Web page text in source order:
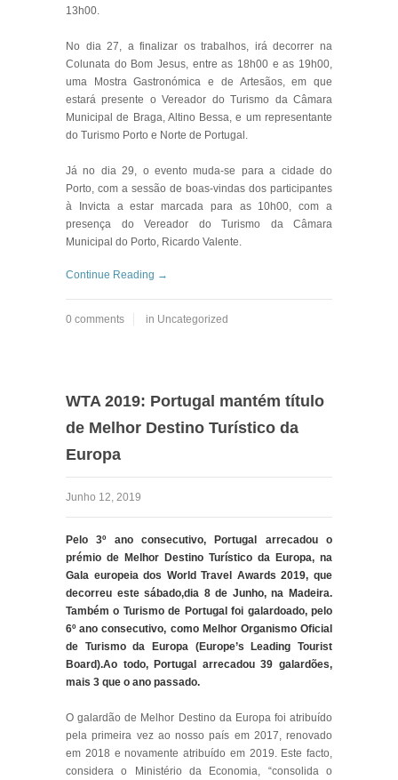
13h00.
No dia 27, a finalizar os trabalhos, irá decorrer na
Colunata do Bom Jesus, entre as 18h00 e as 19h00,
uma Mostra Gastronómica e de Artesãos, em que
estará presente o Vereador do Turismo da Câmara
Municipal de Braga, Altino Bessa, e um representante
do Turismo Porto e Norte de Portugal.
Já no dia 29, o evento muda-se para a cidade do
Porto, com a sessão de boas-vindas dos participantes
à Invicta a estar marcada para as 10h00, com a
presença do Vereador do Turismo da Câmara
Municipal do Porto, Ricardo Valente.
Continue Reading →
0 comments in Uncategorized
WTA 2019: Portugal mantém título
de Melhor Destino Turístico da
Europa
Junho 12, 2019
Pelo 3º ano consecutivo, Portugal arrecadou o
prémio de Melhor Destino Turístico da Europa, na
Gala europeia dos World Travel Awards 2019, que
decorreu este sábado,dia 8 de Junho, na Madeira.
Também o Turismo de Portugal foi galardoado, pelo
6º ano consecutivo, como Melhor Organismo Oficial
de Turismo da Europa (Europe’s Leading Tourist
Board).Ao todo, Portugal arrecadou 39 galardões,
mais 3 que o ano passado.
O galardão de Melhor Destino da Europa foi atribuído
pela primeira vez ao nosso país em 2017, renovado
em 2018 e novamente atribuído em 2019. Este facto,
considera o Ministério da Economia, “consolida o